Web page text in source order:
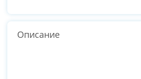
Описание